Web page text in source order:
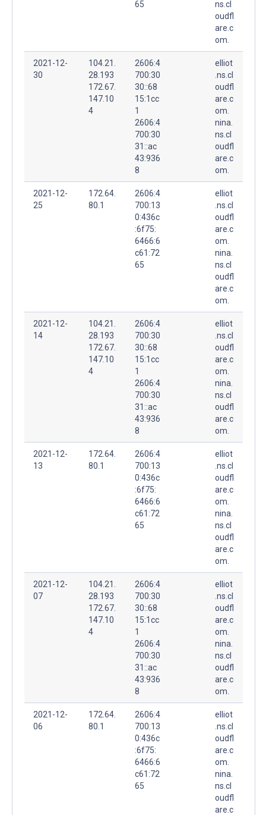
65
ns.cl
oudfl
are.c
om.
2021-12-
30
104.21.
28.193
172.67.
147.10
4
2606:4
700:30
30::68
15:1cc
1
2606:4
700:30
31::ac
43:936
8
elliot
.ns.cl
oudfl
are.c
om.
nina.
ns.cl
oudfl
are.c
om.
2021-12-
25
172.64.
80.1
2606:4
700:13
0:436c
:6f75:
6466:6
c61:72
65
elliot
.ns.cl
oudfl
are.c
om.
nina.
ns.cl
oudfl
are.c
om.
2021-12-
14
104.21.
28.193
172.67.
147.10
4
2606:4
700:30
30::68
15:1cc
1
2606:4
700:30
31::ac
43:936
8
elliot
.ns.cl
oudfl
are.c
om.
nina.
ns.cl
oudfl
are.c
om.
2021-12-
13
172.64.
80.1
2606:4
700:13
0:436c
:6f75:
6466:6
c61:72
65
elliot
.ns.cl
oudfl
are.c
om.
nina.
ns.cl
oudfl
are.c
om.
2021-12-
07
104.21.
28.193
172.67.
147.10
4
2606:4
700:30
30::68
15:1cc
1
2606:4
700:30
31::ac
43:936
8
elliot
.ns.cl
oudfl
are.c
om.
nina.
ns.cl
oudfl
are.c
om.
2021-12-
06
172.64.
80.1
2606:4
700:13
0:436c
:6f75:
6466:6
c61:72
65
elliot
.ns.cl
oudfl
are.c
om.
nina.
ns.cl
oudfl
are.c